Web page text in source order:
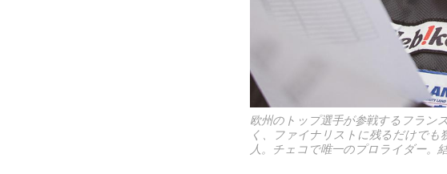
欧州のトップ選手が参戦するフラン
く、ファイナリストに残るだけで
人。チェコで唯一のプロライダー。